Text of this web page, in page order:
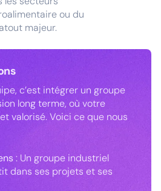
ou du
majeur.
c’est intégrer un groupe
long terme, où votre
valorisé. Voici ce que nous
: Un groupe industriel
dans ses projets et ses